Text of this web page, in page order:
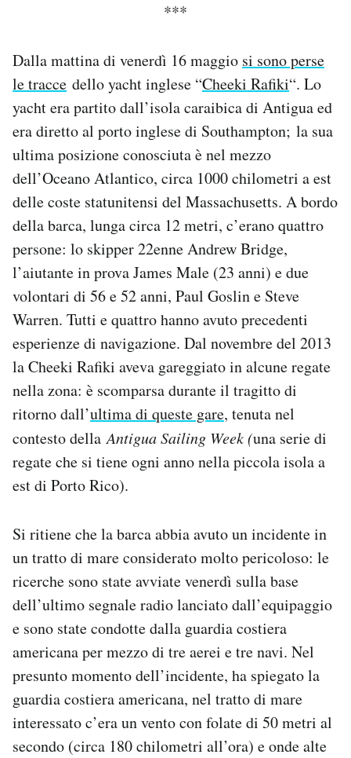
***
Dalla mattina di venerdì 16 maggio si sono perse
le tracce dello yacht inglese “Cheeki Rafiki“. Lo
yacht era partito dall’isola caraibica di Antigua ed
era diretto al porto inglese di Southampton; la sua
ultima posizione conosciuta è nel mezzo
dell’Oceano Atlantico, circa 1000 chilometri a est
delle coste statunitensi del Massachusetts. A bordo
della barca, lunga circa 12 metri, c’erano quattro
persone: lo skipper 22enne Andrew Bridge,
l’aiutante in prova James Male (23 anni) e due
volontari di 56 e 52 anni, Paul Goslin e Steve
Warren. Tutti e quattro hanno avuto precedenti
esperienze di navigazione. Dal novembre del 2013
la Cheeki Rafiki aveva gareggiato in alcune regate
nella zona: è scomparsa durante il tragitto di
ritorno dall’ultima di queste gare, tenuta nel
contesto dellaAntigua Sailing Week (una serie di
regate che si tiene ogni anno nella piccola isola a
est di Porto Rico).
Si ritiene che la barca abbia avuto un incidente in
un tratto di mare considerato molto pericoloso: le
ricerche sono state avviate venerdì sulla base
dell’ultimo segnale radio lanciato dall’equipaggio
e sono state condotte dalla guardia costiera
americana per mezzo di tre aerei e tre navi. Nel
presunto momento dell’incidente, ha spiegato la
guardia costiera americana, nel tratto di mare
interessato c’era un vento con folate di 50 metri al
secondo (circa 180 chilometri all’ora) e onde alte